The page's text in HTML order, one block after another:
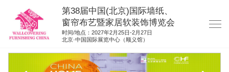
第38届中国(北京)国际墙纸、
窗帘布艺暨家居软装饰博览会
时间/地点：2027年2月25日-2月27日
北京·中国国际展览中心（顺义馆）